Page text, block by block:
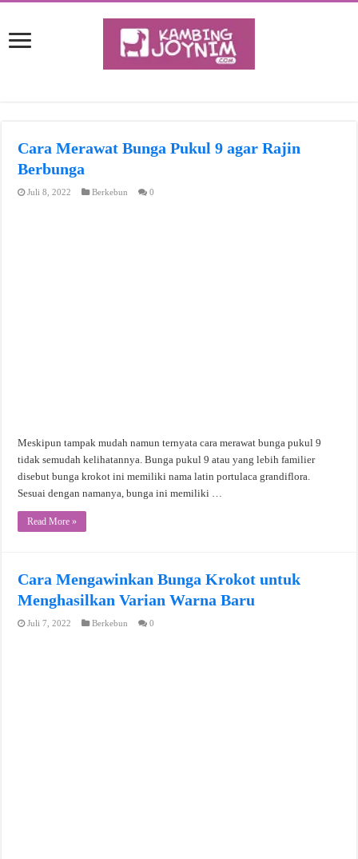
Cara Merawat Bunga Pukul 9 agar Rajin
Berbunga
Juli 8, 2022 Berkebun 0
Meskipun tampak mudah namun ternyata cara merawat bunga pukul 9
tidak semudah kelihatannya. Bunga pukul 9 atau yang lebih familier
disebut bunga krokot ini memiliki nama latin portulaca grandiflora.
Sesuai dengan namanya, bunga ini memiliki …
Read More »
Cara Mengawinkan Bunga Krokot untuk
Menghasilkan Varian Warna Baru
Juli 7, 2022 Berkebun 0